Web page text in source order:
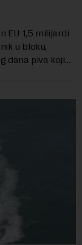
EU 1,5 milijardi
u bloku,
dana piva koji